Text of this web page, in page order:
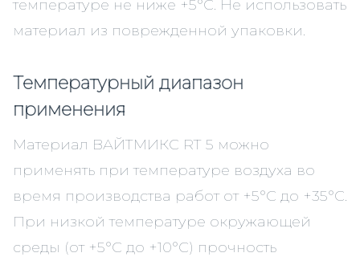
температуре не ниже +5°С. Не использовать
материал из поврежденной упаковки.
Температурный диапазон
применения
Материал ВАЙТМИКС RТ 5 можно
применять при температуре воздуха во
время производства работ от +5°С до +35°С.
При низкой температуре окружающей
среды (от +5°С до +10°С) прочность